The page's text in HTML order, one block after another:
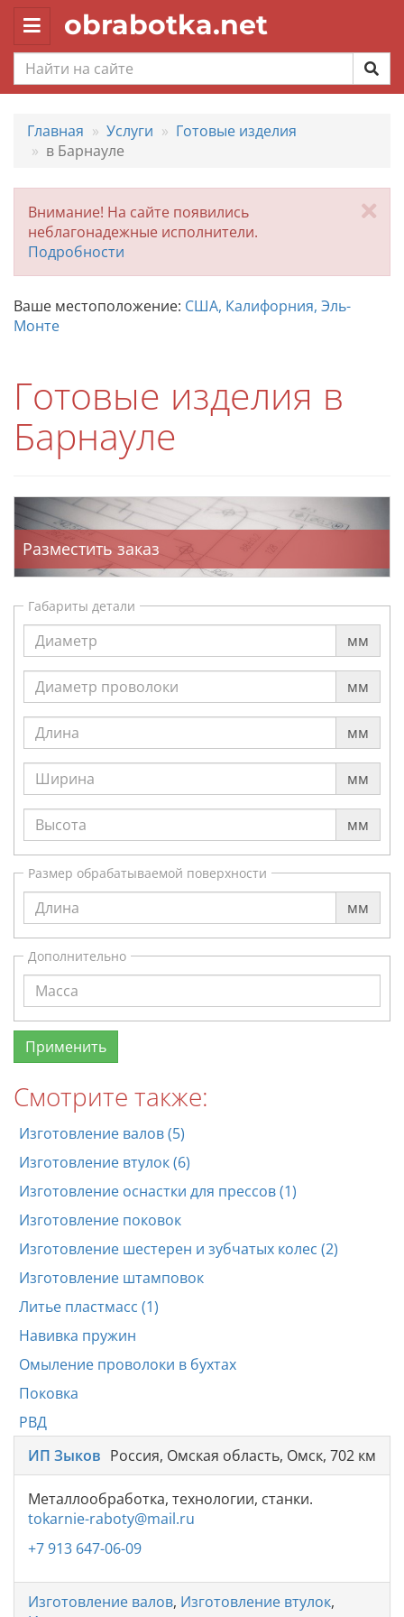
Toggle
navigation
obrabotka.net
Главная Услуги
Готовые изделия
в Барнауле
Внимание! На сайте появились
неблагонадежные исполнители.
Подробности
Ваше местоположение: США, Калифорния, Эль-
Монте
Готовые изделия в
Барнауле
Разместить заказ
Габариты детали
мм
мм
мм
мм
мм
Размер обрабатываемой поверхности
мм
Дополнительно
Смотрите также:
Изготовление валов (5)
Изготовление втулок (6)
Изготовление оснастки для прессов (1)
Изготовление поковок
Изготовление шестерен и зубчатых колес (2)
Изготовление штамповок
Литье пластмасс (1)
Навивка пружин
Омыление проволоки в бухтах
Поковка
РВД
ИП Зыков Россия, Омская область, Омск, 702 км
Металлообработка, технологии, станки.
tokarnie-raboty@mail.ru
+7 913 647-06-09
Изготовление валов, Изготовление втулок,